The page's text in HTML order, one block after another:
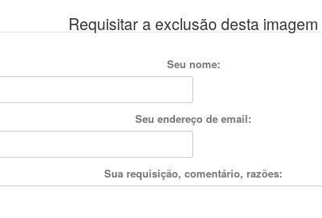
Requisitar a exclusão desta imagem
Seu nome:
Seu endereço de email:
Sua requisição, comentário, razões: